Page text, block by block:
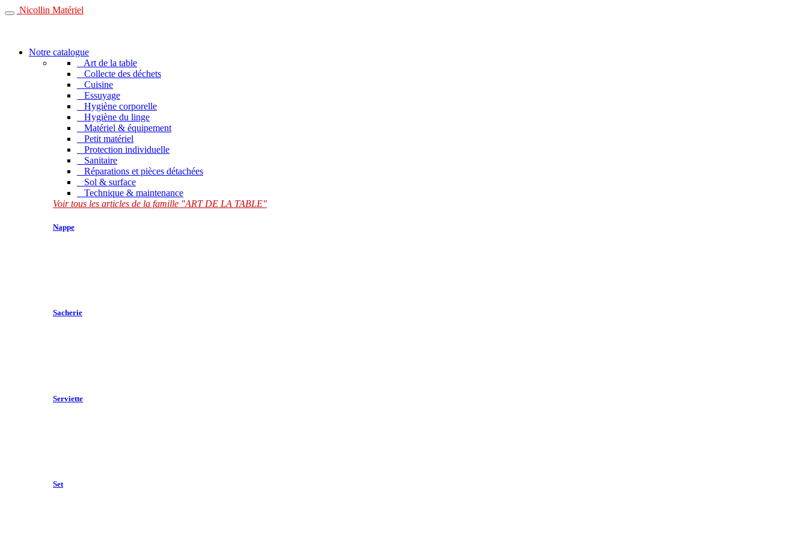
Nicollin Matériel
Notre catalogue
Art de la table
Collecte des déchets
Cuisine
Essuyage
Hygiène corporelle
Hygiène du linge
Matériel & équipement
Petit matériel
Protection individuelle
Sanitaire
Réparations et pièces détachées
Sol & surface
Technique & maintenance
Voir tous les articles de la famille "ART DE LA TABLE"
Nappe
Sacherie
Serviette
Set